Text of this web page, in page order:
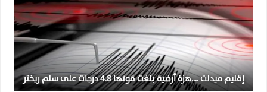
إقليم ميدلت ….هزة أرضية بلغت قوتها 4.8 درجات على سلم ريختر